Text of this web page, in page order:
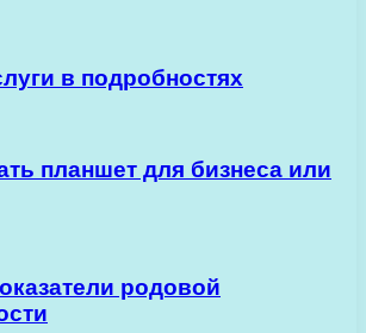
в подробностях
планшет для бизнеса или
родовой